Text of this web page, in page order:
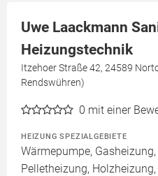
Uwe Laackmann
Heizungstechnik
Itzehoer Straße 42, 24589
Rendswühren)
0 mit einer
HEIZUNG SPEZIALGEBIETE
Wärmepumpe,
Pelletheizung, Holzheizung,